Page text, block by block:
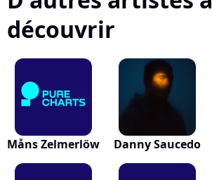
découvrir
Måns Zelmerlöw Danny Saucedo